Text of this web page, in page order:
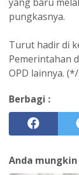
pungkasnya.
Turut hadir di
Pemerintahan
OPD lainnya.
Berbagi :
Anda